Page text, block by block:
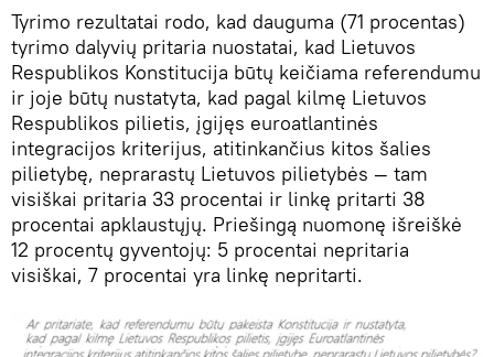
Tyrimo rezultatai rodo, kad dauguma (71 procentas)
tyrimo dalyvių pritaria nuostatai, kad Lietuvos
Respublikos Konstitucija būtų keičiama referendumu
ir joje būtų nustatyta, kad pagal kilmę Lietuvos
Respublikos pilietis, įgijęs euroatlantinės
integracijos kriterijus, atitinkančius kitos šalies
pilietybę, neprarastų Lietuvos pilietybės — tam
visiškai pritaria 33 procentai ir linkę pritarti 38
procentai apklaustųjų. Priešingą nuomonę išreiškė
12 procentų gyventojų: 5 procentai nepritaria
visiškai, 7 procentai yra linkę nepritarti.